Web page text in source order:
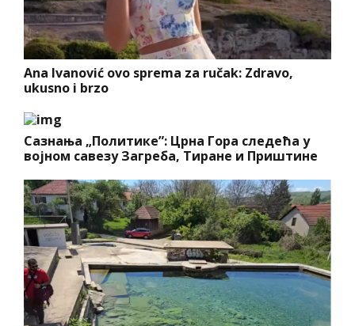
Ana Ivanović ovo sprema za ručak: Zdravo,
ukusno i brzo
Сазнања „Политике”: Црна Гора следећа у
војном савезу Загреба, Тиране и Приштине